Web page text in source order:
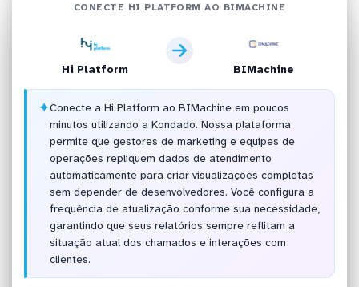
CONECTE HI PLATFORM AO BIMACHINE
Hi Platform BIMachine
✦Conecte a Hi Platform ao BIMachine em poucos
minutos utilizando a Kondado. Nossa plataforma
permite que gestores de marketing e equipes de
operações repliquem dados de atendimento
automaticamente para criar visualizações completas
sem depender de desenvolvedores. Você configura a
frequência de atualização conforme sua necessidade,
garantindo que seus relatórios sempre reflitam a
situação atual dos chamados e interações com
clientes.